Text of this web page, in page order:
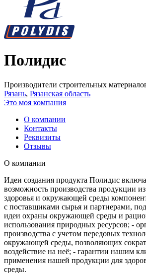
Полидис
Производители строительных
Рязань, Рязанская область
Это моя компания
О компании
Контакты
Реквизиты
Отзывы
О компании
Идеи создания продукта Полидис
возможность производства продукции
здоровья и окружающей среды
с поставщиками сырья и партнерами,
идеи охраны окружающей среды и
использования природных ресурсов; -
производства с учетом передовых
окружающей среды, позволяющих
воздействие на неё; - гарантии нашим
применения нашей продукции для
среды.